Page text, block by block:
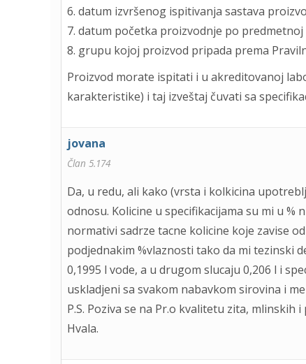
6. datum izvršenog ispitivanja sastava
7. datum početka proizvodnje po predmetnoj
8. grupu kojoj proizvod pripada prema
Proizvod morate ispitati i u akreditovanoj
karakteristike) i taj izveštaj čuvati sa
jovana
Član 5.174
Da, u redu, ali kako (vrsta i kolkicina
odnosu. Kolicine u specifikacijama su mi u %
normativi sadrze tacne kolicine koje zavise
podjednakim %vlaznosti tako da mi tezinski
0,1995 l vode, a u drugom slucaju 0,206 l i
uskladjeni sa svakom nabavkom sirovina i
P.S. Poziva se na Pr.o kvalitetu zita,
Hvala.